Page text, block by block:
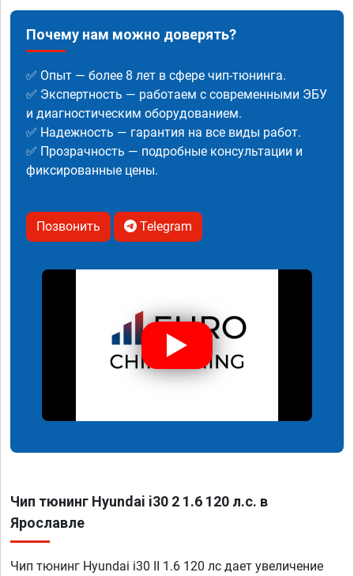
Почему нам можно доверять?
✅ Опыт — более 8 лет в сфере чип-тюнинга.
✅ Экспертность — работаем с современными ЭБУ
и диагностическим оборудованием.
✅ Надежность — гарантия на все виды работ.
✅ Прозрачность — подробные консультации и
фиксированные цены.
Позвонить Telegram
Чип тюнинг Hyundai i30 2 1.6 120 л.с. в
Ярославле
Чип тюнинг Hyundai i30 II 1.6 120 лс дает увеличение